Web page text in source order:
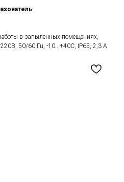
в запыленных помещениях,
50/60 Гц, -10...+40С, IP65, 2,3 А